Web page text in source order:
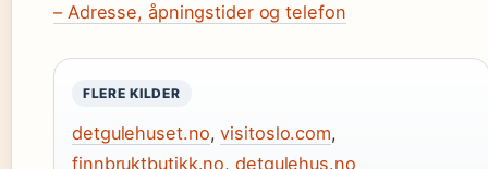
– Adresse, åpningstider og telefon
FLERE KILDER
detgulehuset.no,visitoslo.com,
finnbruktbutikk.no,detgulehus.no